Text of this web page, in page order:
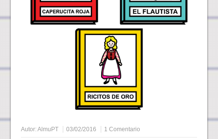
Autor:AlmuPT 03/02/2016 1 Comentario